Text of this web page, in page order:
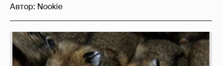
Автор: Nookie